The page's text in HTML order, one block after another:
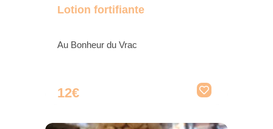
Lotion fortifiante
Au Bonheur du Vrac
12€